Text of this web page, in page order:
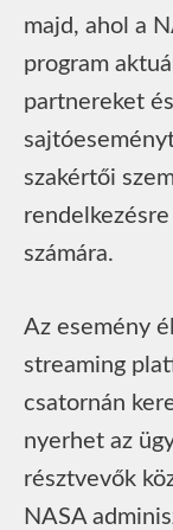
majd, ahol a
program
partnereket
szakértői
számára.
Az esemény
streaming
csatornán
nyerhet az
résztvevők
NASA